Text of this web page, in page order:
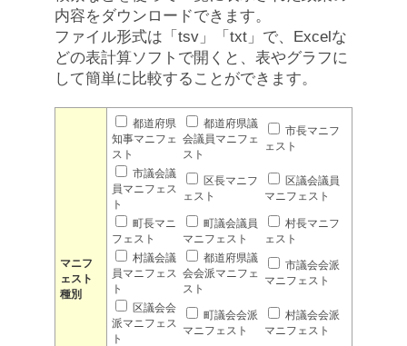
内容をダウンロードできます。
ファイル形式は「tsv」「txt」で、Excelな
どの表計算ソフトで開くと、表やグラフに
して簡単に比較することができます。
マニフ
ェスト
種別
都道府県
知事マニフェ
スト
都道府県議
会議員マニフェ
スト
市長マニフ
ェスト
市議会議
員マニフェス
ト
区長マニフ
ェスト
区議会議員
マニフェスト
町長マニ
フェスト
町議会議員
マニフェスト
村長マニフ
ェスト
村議会議
員マニフェス
ト
都道府県議
会会派マニフェ
スト
市議会会派
マニフェスト
区議会会
派マニフェス
ト
町議会会派
マニフェスト
村議会会派
マニフェスト